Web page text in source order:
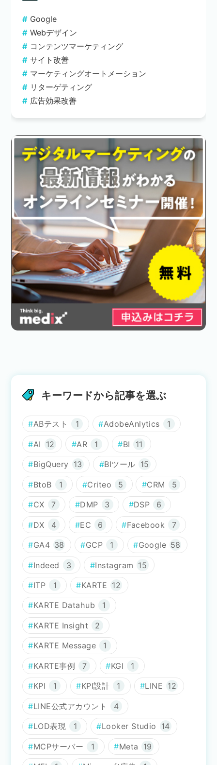
Google
Webデザイン
コンテンツマーケティング
サイト改善
マーケティングオートメーション
リターゲティング
広告効果改善
キーワードから記事を選ぶ
ABテスト 1 AdobeAnlytics 1
AI 12 AR 1 BI 11
BigQuery 13 BIツール 15
BtoB 1 Criteo 5 CRM 5
CX 7 DMP 3 DSP 6
DX 4 EC 6 Facebook 7
GA4 38 GCP 1 Google 58
Indeed 3 Instagram 15
ITP 1 KARTE 12
KARTE Datahub 1
KARTE Insight 2
KARTE Message 1
KARTE事例 7 KGI 1
KPI 1 KPI設計 1 LINE 12
LINE公式アカウント 4
LOD表現 1 Looker Studio 14
MCPサーバー 1 Meta 19